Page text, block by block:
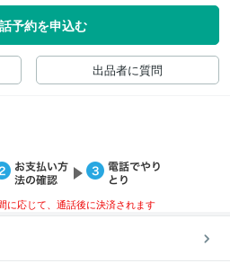
予約を申込む
出品者に質問
に応じて、通話後に決済されます